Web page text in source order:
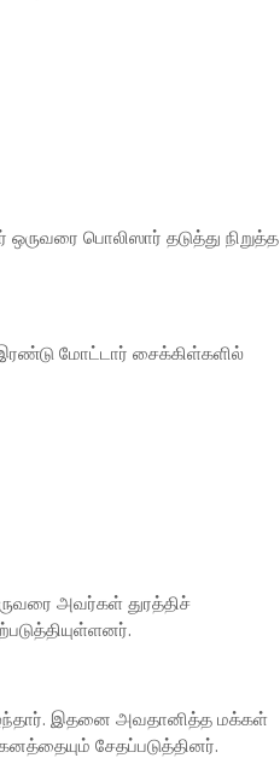
பொலிஸார் தடுத்து நிறுத்த
மோட்டார் சைக்கிள்களில்
அவர்கள் துரத்திச்
இதனை அவதானித்த மக்கள்
சேதப்படுத்தினர்.